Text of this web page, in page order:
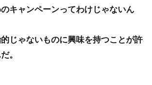
キャンペーンってわけじゃないん
じゃないものに興味を持つことが許
。